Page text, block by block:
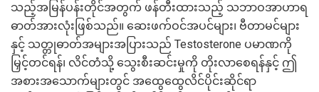
သည့်အမြန်ပန်းတိုင်အတွက် ဖန်တီးထားသည့် သဘာဝအာဟာရ
ဓာတ်အားလုံးဖြစ်သည်။ ဆေးဖက်ဝင်အပင်များ၊ ဗီတာမင်များ
နှင့် သတ္တုဓာတ်အများအပြားသည် Testosterone ပမာဏကို
မြှင့်တင်ရန်၊ လိင်တံသို့ သွေးစီးဆင်းမှုကို တိုးလာစေရန်နှင့် ဤ
အစားအသောက်များတွင် အထွေထွေလိင်ပိုင်းဆိုင်ရာ